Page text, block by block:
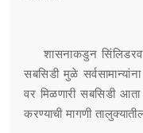
शासनाकडुन
सबसिडी मुळे
वर मिळणारी सबसिडी
करण्याची मागणी